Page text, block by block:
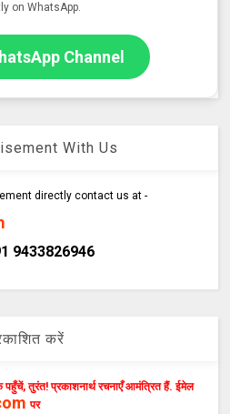
on WhatsApp.
Channel
With Us
directly contact us at -
9433826946
करें
तुरंत! प्रकाशनार्थ रचनाएँ आमंत्रित हैं. ईमेल
पर